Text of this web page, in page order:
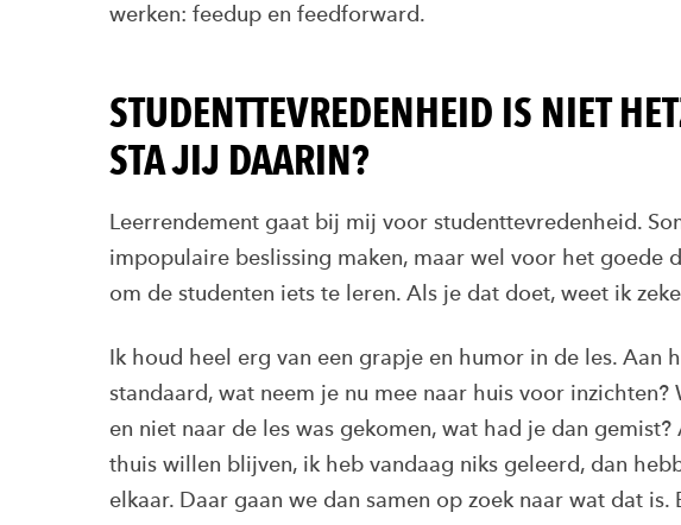
werken: feedup en feedforward.
STUDENTTEVREDENHEID IS NIET
STA JIJ DAARIN?
Leerrendement gaat bij mij voor studenttevredenheid.
impopulaire beslissing maken, maar wel voor het goede
om de studenten iets te leren. Als je dat doet, weet ik
Ik houd heel erg van een grapje en humor in de les. Aan
standaard, wat neem je nu mee naar huis voor inzichten?
en niet naar de les was gekomen, wat had je dan
thuis willen blijven, ik heb vandaag niks geleerd, dan
elkaar. Daar gaan we dan samen op zoek naar wat dat